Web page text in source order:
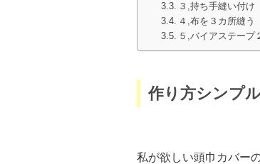
３,持ち手縫い付け
４,布を３カ所縫う
５,バイアステープ
作り方シンプ
私が欲しい頭巾カバー